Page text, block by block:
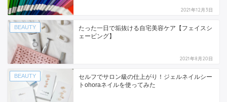
2021年12月3日
BEAUTY
たった一日で垢抜ける自宅美容ケア【フェイスシ
ェービング】
2021年8月20日
BEAUTY
セルフでサロン級の仕上がり！ジェルネイルシー
トohoraネイルを使ってみた